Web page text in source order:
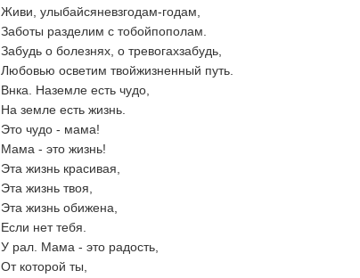
Живи, улыбайсяневзгодам-годам,
Заботы разделим с тобойпополам.
Забудь о болезнях, о тревогахзабудь,
Любовью осветим твойжизненный путь.
Внка. Наземле есть чудо,
На земле есть жизнь.
Это чудо - мама!
Мама - это жизнь!
Эта жизнь красивая,
Эта жизнь твоя,
Эта жизнь обижена,
Если нет тебя.
У рал. Мама - это радость,
От которой ты,